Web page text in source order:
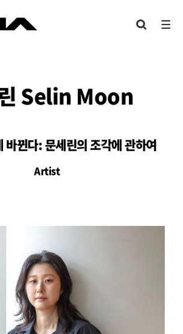
Selin Moon
바뀐다: 문세린의 조각에 관하여
Artist